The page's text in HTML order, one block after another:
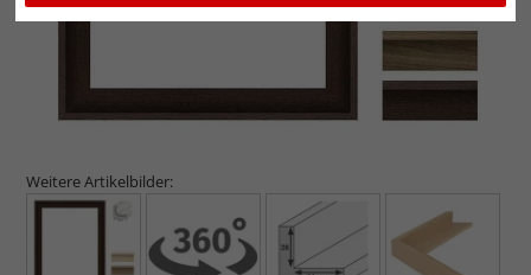
Weitere Artikelbilder: